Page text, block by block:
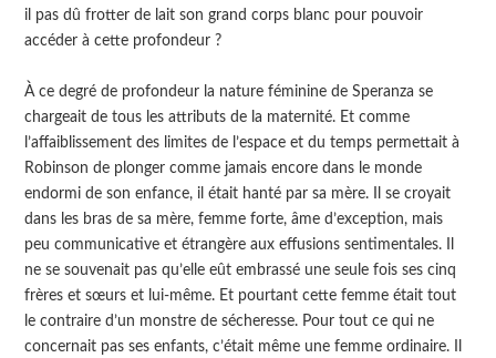
il pas dû frotter de lait son grand corps blanc pour pouvoir
accéder à cette profondeur ?
À ce degré de profondeur la nature féminine de Speranza se
chargeait de tous les attributs de la maternité. Et comme
l’affaiblissement des limites de l’espace et du temps permettait à
Robinson de plonger comme jamais encore dans le monde
endormi de son enfance, il était hanté par sa mère. Il se croyait
dans les bras de sa mère, femme forte, âme d’exception, mais
peu communicative et étrangère aux effusions sentimentales. Il
ne se souvenait pas qu’elle eût embrassé une seule fois ses cinq
frères et sœurs et lui-même. Et pourtant cette femme était tout
le contraire d’un monstre de sécheresse. Pour tout ce qui ne
concernait pas ses enfants, c’était même une femme ordinaire. Il